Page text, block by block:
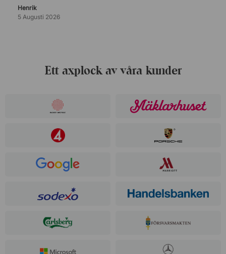
Henrik
5 Augusti 2026
Ett axplock av våra kunder